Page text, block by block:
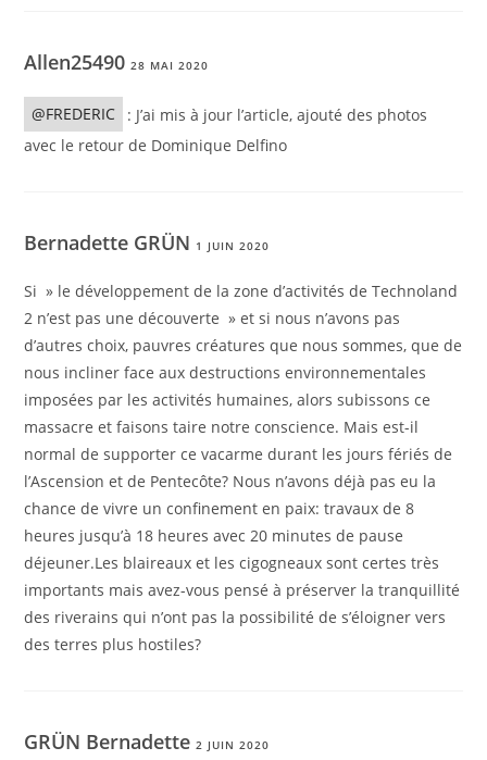
Allen2549028 MAI 2020
@FREDERIC
: J’ai mis à jour l’article, ajouté des photos
avec le retour de Dominique Delfino
Bernadette GRÜN 1 JUIN 2020
Si » le développement de la zone d’activités de Technoland
2 n’est pas une découverte » et si nous n’avons pas
d’autres choix, pauvres créatures que nous sommes, que de
nous incliner face aux destructions environnementales
imposées par les activités humaines, alors subissons ce
massacre et faisons taire notre conscience. Mais est-il
normal de supporter ce vacarme durant les jours fériés de
l’Ascension et de Pentecôte? Nous n’avons déjà pas eu la
chance de vivre un confinement en paix: travaux de 8
heures jusqu’à 18 heures avec 20 minutes de pause
déjeuner.Les blaireaux et les cigogneaux sont certes très
importants mais avez-vous pensé à préserver la tranquillité
des riverains qui n’ont pas la possibilité de s’éloigner vers
des terres plus hostiles?
GRÜN Bernadette2 JUIN 2020